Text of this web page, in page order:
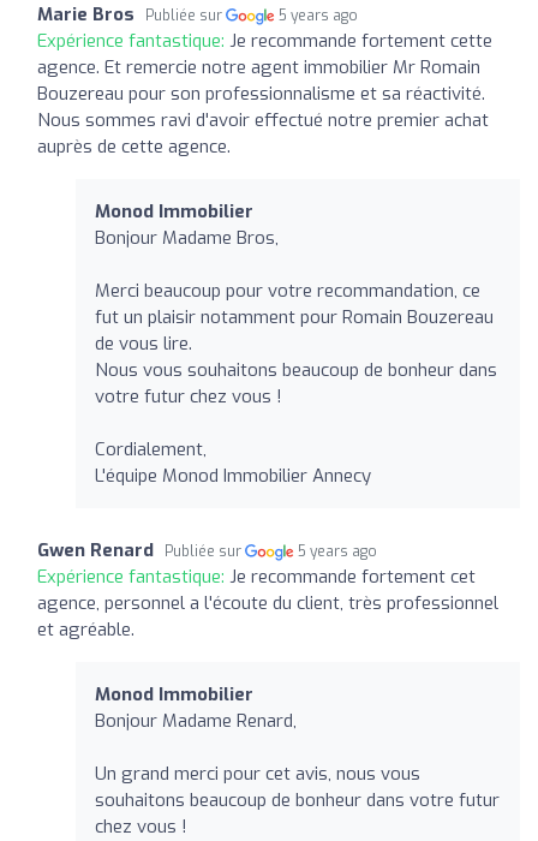
Marie Bros Publiée sur 5 years ago
Expérience fantastique: Je recommande fortement cette
agence. Et remercie notre agent immobilier Mr Romain
Bouzereau pour son professionnalisme et sa réactivité.
Nous sommes ravi d'avoir effectué notre premier achat
auprès de cette agence.
Monod Immobilier
Bonjour Madame Bros,
Merci beaucoup pour votre recommandation, ce
fut un plaisir notamment pour Romain Bouzereau
de vous lire.
Nous vous souhaitons beaucoup de bonheur dans
votre futur chez vous !
Cordialement,
L'équipe Monod Immobilier Annecy
Gwen Renard Publiée sur 5 years ago
Expérience fantastique: Je recommande fortement cet
agence, personnel a l'écoute du client, très professionnel
et agréable.
Monod Immobilier
Bonjour Madame Renard,
Un grand merci pour cet avis, nous vous
souhaitons beaucoup de bonheur dans votre futur
chez vous !